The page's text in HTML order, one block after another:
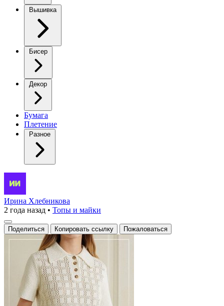
Вышивка
Бисер
Декор
Бумага
Плетение
Разное
«Петельный
шик:
когда
стиль
и
встречаются»
Ирина Хлебникова
2 года назад • Топы и майки
Поделиться Копировать ссылку Пожаловаться